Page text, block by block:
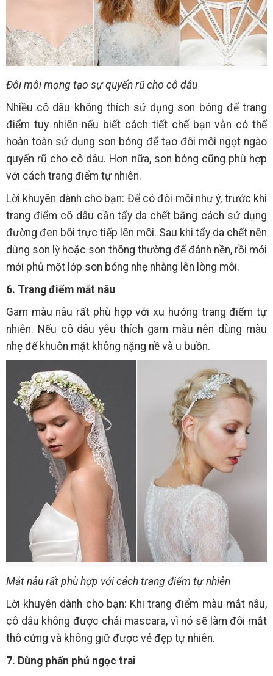
Đôi môi mọng tạo sự quyến rũ cho cô dâu
Nhiều cô dâu không thích sử dụng son bóng để trang
điểm tuy nhiên nếu biết cách tiết chế bạn vẫn có thể
hoàn toàn sử dụng son bóng để tạo đôi môi ngọt ngào
quyến rũ cho cô dâu. Hơn nữa, son bóng cũng phù hợp
với cách trang điểm tự nhiên.
Lời khuyên dành cho bạn: Để có đôi môi như ý, trước khi
trang điểm cô dâu cần tẩy da chết bằng cách sử dụng
đường đen bôi trực tiếp lên môi. Sau khi tẩy da chết nên
dùng son lỳ hoặc son thông thường để đánh nền, rồi mới
mới phủ một lớp son bóng nhẹ nhàng lên lòng môi.
6. Trang điểm mắt nâu
Gam màu nâu rất phù hợp với xu hướng trang điểm tự
nhiên. Nếu cô dâu yêu thích gam màu nên dùng màu
nhẹ để khuôn mặt không nặng nề và u buồn.
Mắt nâu rất phù hợp với cách trang điểm tự nhiên
Lời khuyên dành cho bạn: Khi trang điểm màu mắt nâu,
cô dâu không được chải mascara, vì nó sẽ làm đôi mắt
thô cứng và không giữ được vẻ đẹp tự nhiên.
7. Dùng phấn phủ ngọc trai